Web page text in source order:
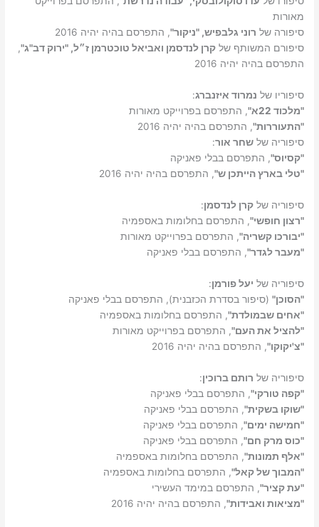
מאורות
סיפורה של רוני גלבפיש, "ניקור", התפרסם בהיה יהיה 2016
סיפורם המשותף שלקרן לנדסמן ואביאל טוכטרמן ז״ל, "ירוק דב"ג",
התפרסם בהיה יהיה 2016
סיפוריו של נמרוד איזנברג:
"מלכוד 22א"
, התפרסם בפרוייקט מאורות
"התעוררות", התפרסם בהיה יהיה 2016
סיפוריה שלשחר אור:
"קסיוס", התפרסם בבלי פאניקה
"טלי בארץ הייתכן ש", התפרסם בהיה יהיה 2016
סיפוריה שלקרן לנדסמן:
"רצון חופשי", התפרסם בחלומות באספמיה
"יבורכו קשריה", התפרסם בפרוייקט מאורות
"מעבר לגדר", התפרסם בבלי פאניקה
סיפוריה של יעל פורמן:
"הסוכן" (סיפור בסדרת הכזבנית), התפרסם בבלי פאניקה
"אחים שבמולדת", התפרסם בחלומות באספמיה
"להציל את העם", התפרסם בפרוייקט מאורות
"צ'יקוקו", התפרסם בהיה יהיה 2016
סיפוריה של רותם ברוכין:
"קפה טורקי", התפרסם בבלי פאניקה
"שוקו בשקית", התפרסם בבלי פאניקה
"חמישה ימים", התפרסם בבלי פאניקה
"כוס מרק חם", התפרסם בבלי פאניקה
"אלף תמונות", התפרסם בחלומות באספמיה
"המבוך של קאל", התפרסם בחלומות באספמיה
"עת קציר", התפרסם במימד העשירי
"מציאות ואבידות", התפרסם בהיה יהיה 2016